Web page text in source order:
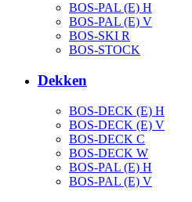
BOS-PAL (E) H
BOS-PAL (E) V
BOS-SKI R
BOS-STOCK
Dekken
BOS-DECK (E) H
BOS-DECK (E) V
BOS-DECK C
BOS-DECK W
BOS-PAL (E) H
BOS-PAL (E) V